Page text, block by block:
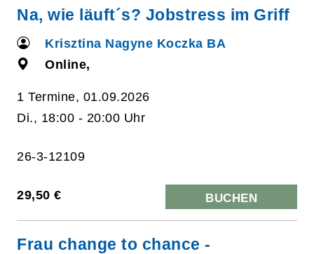
Na, wie läuft´s? Jobstress im Griff
Krisztina Nagyne Koczka BA
Online,
1 Termine, 01.09.2026
Di., 18:00 - 20:00 Uhr
26-3-12109
29,50 € BUCHEN
Frau change to chance -